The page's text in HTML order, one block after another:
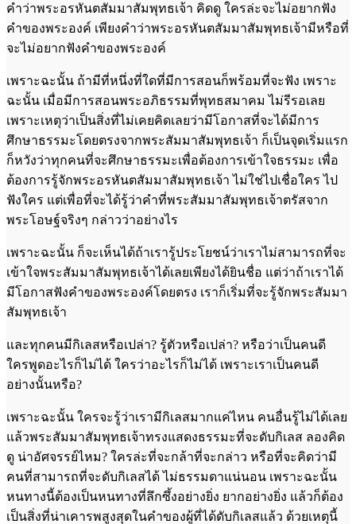
คำว่าพระอรหันตสัมมาสัมพุทธเจ้า คิดดู ใครล่ะจะไม่อยากฟัง
คำของพระองค์ เพียงคำว่าพระอรหันตสัมมาสัมพุทธเจ้ามีหรือที่
จะไม่อยากฟังคำของพระองค์
เพราะฉะนั้น ถ้ามีที่หนึ่งที่ใดที่มีการสอนก็พร้อมที่จะฟัง เพราะ
ฉะนั้น เมื่อมีการสอนพระอภิธรรมที่พุทธสมาคม ไม่รีรอเลย
เพราะเหตุว่าเป็นสิ่งที่ไม่เคยคิดเลยว่ามีโอกาสที่จะได้มีการ
ศึกษาธรรมะโดยตรงจากพระสัมมาสัมพุทธเจ้า ก็เป็นจุดเริ่มแรก
ก็หวังว่าทุกคนที่จะศึกษาธรรมะเพื่อต้องการเข้าใจธรรมะ เพื่อ
ต้องการรู้จักพระอรหันตสัมมาสัมพุทธเจ้า ไม่ใช่ไปเชื่อใคร ไป
ฟังใคร แต่เพื่อที่จะได้รู้ว่าคำที่พระสัมมาสัมพุทธเจ้าตรัสจาก
พระโอษฐ์จริงๆ กล่าวว่าอย่างไร
เพราะฉะนั้น ก็จะเห็นได้ถ้าเรารู้ประโยชน์ว่าเราไม่สามารถที่จะ
เข้าใจพระสัมมาสัมพุทธเจ้าได้เลยเพียงได้ยินชื่อ แต่ว่าถ้าเราได้
มีโอกาสฟังคำของพระองค์โดยตรง เราก็เริ่มที่จะรู้จักพระสัมมา
สัมพุทธเจ้า
และทุกคนมีกิเลสหรือเปล่า? รู้ตัวหรือเปล่า? หรือว่าเป็นคนดี
ใครพูดอะไรก็ไม่ได้ ใครว่าอะไรก็ไม่ได้ เพราะเราเป็นคนดี
อย่างนั้นหรือ?
เพราะฉะนั้น ใครจะรู้ว่าเรามีกิเลสมากแค่ไหน คนอื่นรู้ไม่ได้เลย
แล้วพระสัมมาสัมพุทธเจ้าทรงแสดงธรรมะที่จะดับกิเลส ลองคิด
ดู น่าอัศจรรย์ไหม? ใครล่ะที่จะกล้าที่จะกล่าว หรือที่จะคิดว่ามี
คนที่สามารถที่จะดับกิเลสได้ ไม่ธรรมดาแน่นอน เพราะฉะนั้น
หนทางนี้ต้องเป็นหนทางที่ลึกซึ้งอย่างยิ่ง ยากอย่างยิ่ง แล้วก็ต้อง
เป็นสิ่งที่น่าเคารพสูงสุดในคำของผู้ที่ได้ดับกิเลสแล้ว ด้วยเหตุนี้